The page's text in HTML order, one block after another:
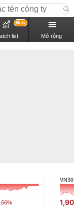
list
New
Mở rộng
VN30